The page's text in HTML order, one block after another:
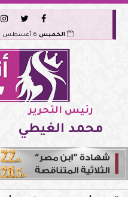



الخميس
رئيس التحرير
محمد الغيطي